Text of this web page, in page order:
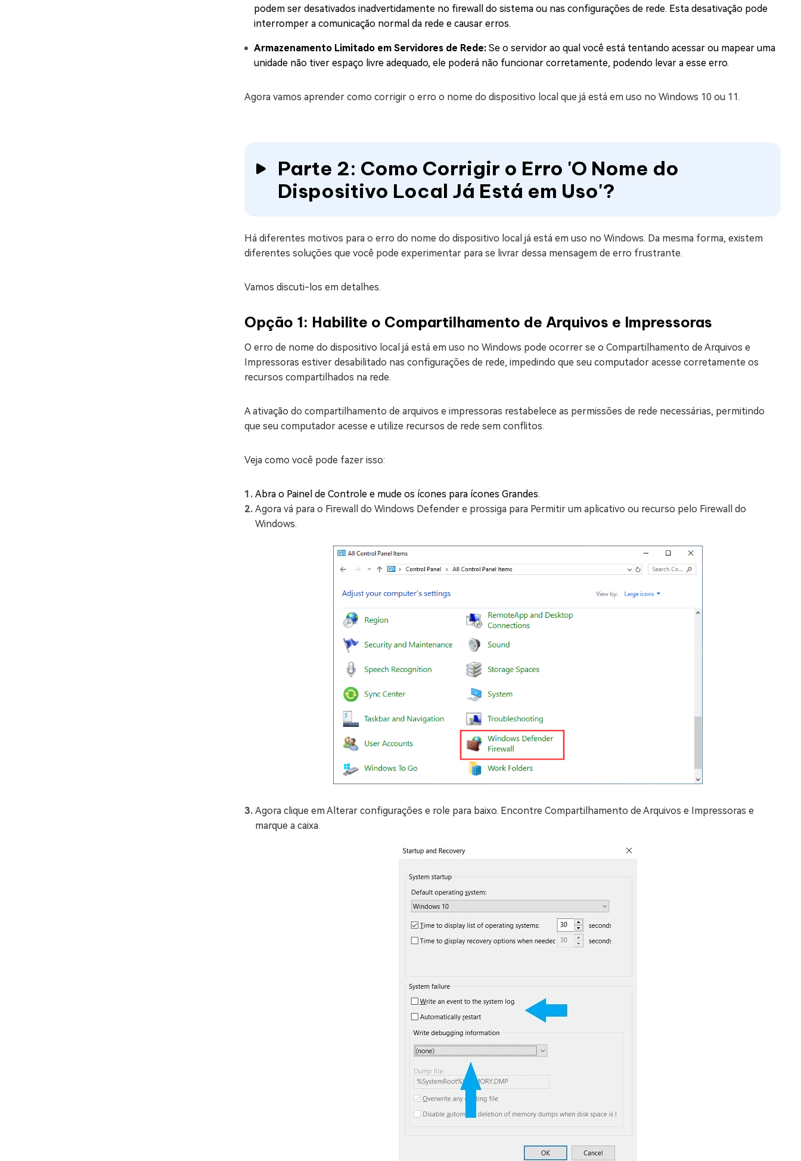
podem ser desativados inadvertidamente no firewall do sistema ou nas configurações de rede. Esta desativação pode
interromper a comunicação normal da rede e causar erros.
Armazenamento Limitado em Servidores de Rede: Se o servidor ao qual você está tentando acessar ou mapear uma
unidade não tiver espaço livre adequado, ele poderá não funcionar corretamente, podendo levar a esse erro.
Agora vamos aprender como corrigir o erro o nome do dispositivo local que já está em uso no Windows 10 ou 11.
Parte 2: Como Corrigir o Erro 'O Nome do
Dispositivo Local Já Está em Uso'?
Há diferentes motivos para o erro do nome do dispositivo local já está em uso no Windows. Da mesma forma, existem
diferentes soluções que você pode experimentar para se livrar dessa mensagem de erro frustrante.
Vamos discuti-los em detalhes.
Opção 1: Habilite o Compartilhamento de Arquivos e Impressoras
O erro de nome do dispositivo local já está em uso no Windows pode ocorrer se o Compartilhamento de Arquivos e
Impressoras estiver desabilitado nas configurações de rede, impedindo que seu computador acesse corretamente os
recursos compartilhados na rede.
A ativação do compartilhamento de arquivos e impressoras restabelece as permissões de rede necessárias, permitindo
que seu computador acesse e utilize recursos de rede sem conflitos.
Veja como você pode fazer isso:
Abra o Painel de Controle e mude os ícones para ícones Grandes.
Agora vá para o Firewall do Windows Defender e prossiga para Permitir um aplicativo ou recurso pelo Firewall do
Windows.
Agora clique em Alterar configurações e role para baixo. Encontre Compartilhamento de Arquivos e Impressoras e
marque a caixa.